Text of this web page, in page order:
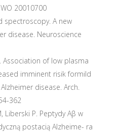
20010700
spectroscopy. A new
disease. Neuroscience
Association of low plasma
imminent risik formild
disease. Arch.
362
Liberski P. Peptydy Aβ w
postacią Alzheime- ra